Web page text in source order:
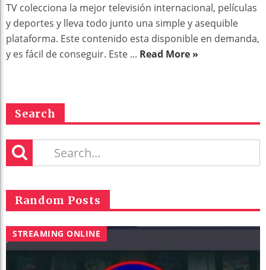
TV colecciona la mejor televisión internacional, películas
y deportes y lleva todo junto una simple y asequible
plataforma. Este contenido esta disponible en demanda,
y es fácil de conseguir. Este ... Read More »
Search
Random Posts
STREAMING ONLINE